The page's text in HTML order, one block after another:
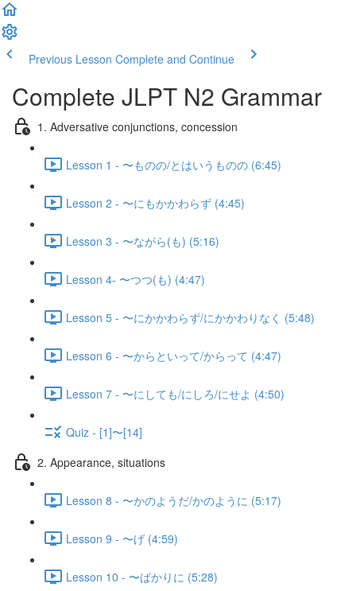
Previous Lesson Complete and Continue
Complete JLPT N2 Grammar
1. Adversative conjunctions, concession
Lesson 1 - 〜ものの/とはいうものの (6:45)
Lesson 2 - 〜にもかかわらず (4:45)
Lesson 3 - 〜ながら(も) (5:16)
Lesson 4- 〜つつ(も) (4:47)
Lesson 5 - 〜にかかわらず/にかかわりなく (5:48)
Lesson 6 - 〜からといって/からって (4:47)
Lesson 7 - 〜にしても/にしろ/にせよ (4:50)
Quiz - [1]〜[14]
2. Appearance, situations
Lesson 8 - 〜かのようだ/かのように (5:17)
Lesson 9 - 〜げ (4:59)
Lesson 10 - 〜ばかりに (5:28)